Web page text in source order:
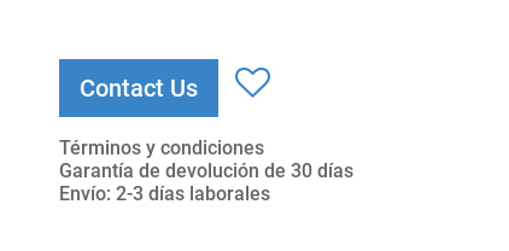
Contact Us
Términos y condiciones
Garantía de devolución de 30 días
Envío: 2-3 días laborales